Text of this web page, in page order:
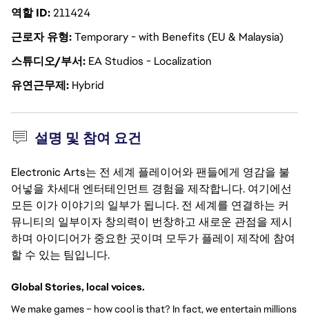
역할 ID211424
근로자 유형Temporary - with Benefits (EU & Malaysia)
스튜디오/부서 EA Studios - Localization
유연근무제 Hybrid
설명 및 참여 요건
Electronic Arts는 전 세계 플레이어와 팬들에게 영감을 불
어넣을 차세대 엔터테인먼트 경험을 제작합니다. 여기에선
모든 이가 이야기의 일부가 됩니다. 전 세계를 연결하는 커
뮤니티의 일부이자 창의력이 번창하고 새로운 관점을 제시
하며 아이디어가 중요한 곳이며 모두가 플레이 제작에 참여
할 수 있는 팀입니다.
Global Stories, local voices.
We make games – how cool is that? In fact, we entertain millions